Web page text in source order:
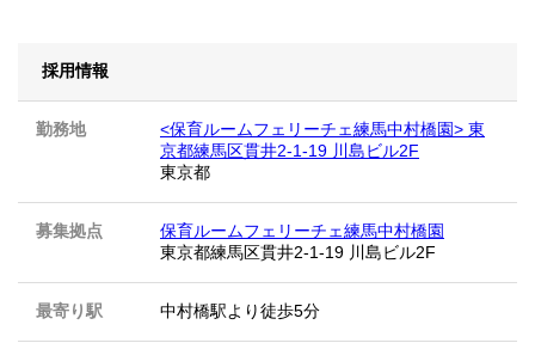
採用情報
勤務地
<保育ルームフェリーチェ練馬中村橋園> 東
京都練馬区貫井2-1-19 川島ビル2F
東京都
募集拠点
保育ルームフェリーチェ練馬中村橋園
東京都練馬区貫井2-1-19 川島ビル2F
最寄り駅 中村橋駅より徒歩5分